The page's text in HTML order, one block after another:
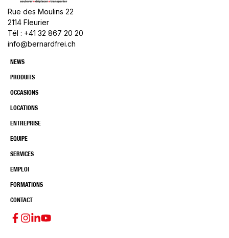
Rue des Moulins 22
2114 Fleurier
Tél : +41 32 867 20 20
info@bernardfrei.ch
NEWS
PRODUITS
OCCASIONS
LOCATIONS
ENTREPRISE
EQUIPE
SERVICES
EMPLOI
FORMATIONS
CONTACT